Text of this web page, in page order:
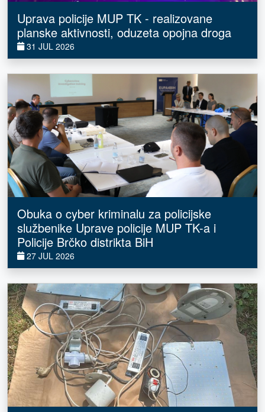
Uprava policije MUP TK - realizovane
planske aktivnosti, oduzeta opojna droga
31 JUL 2026
Obuka o cyber kriminalu za policijske
službenike Uprave policije MUP TK-a i
Policije Brčko distrikta BiH
27 JUL 2026